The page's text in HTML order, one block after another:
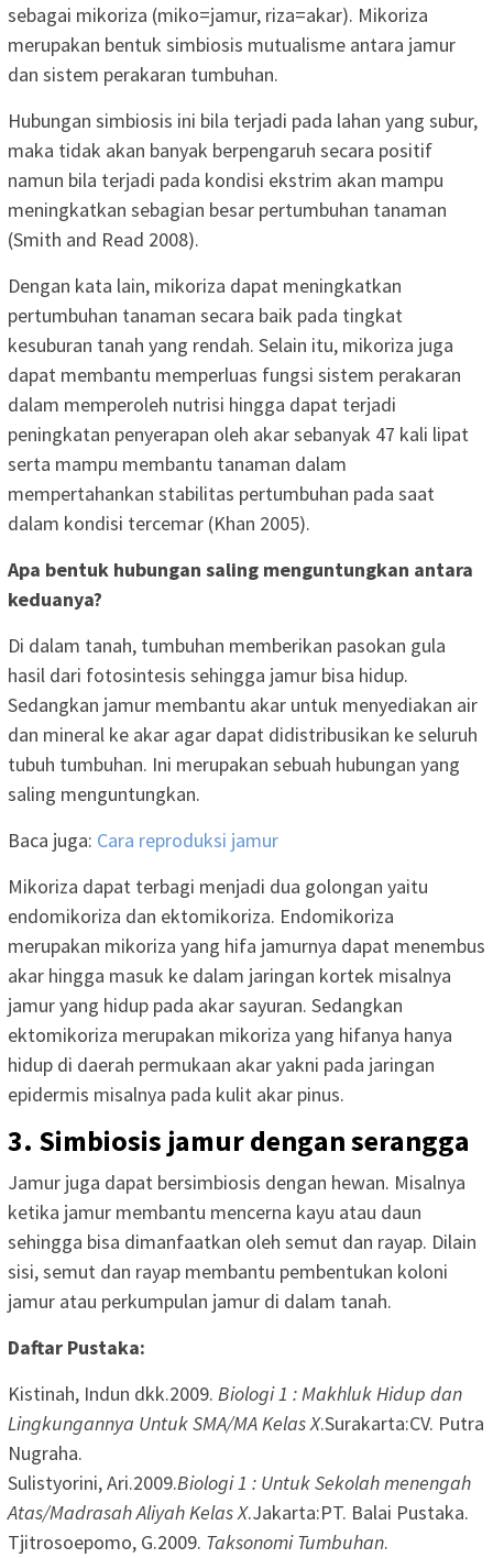
sebagai mikoriza (miko=jamur, riza=akar). Mikoriza
merupakan bentuk simbiosis mutualisme antara jamur
dan sistem perakaran tumbuhan.
Hubungan simbiosis ini bila terjadi pada lahan yang subur,
maka tidak akan banyak berpengaruh secara positif
namun bila terjadi pada kondisi ekstrim akan mampu
meningkatkan sebagian besar pertumbuhan tanaman
(Smith and Read 2008).
Dengan kata lain, mikoriza dapat meningkatkan
pertumbuhan tanaman secara baik pada tingkat
kesuburan tanah yang rendah. Selain itu, mikoriza juga
dapat membantu memperluas fungsi sistem perakaran
dalam memperoleh nutrisi hingga dapat terjadi
peningkatan penyerapan oleh akar sebanyak 47 kali lipat
serta mampu membantu tanaman dalam
mempertahankan stabilitas pertumbuhan pada saat
dalam kondisi tercemar (Khan 2005).
Apa bentuk hubungan saling menguntungkan antara
keduanya?
Di dalam tanah, tumbuhan memberikan pasokan gula
hasil dari fotosintesis sehingga jamur bisa hidup.
Sedangkan jamur membantu akar untuk menyediakan air
dan mineral ke akar agar dapat didistribusikan ke seluruh
tubuh tumbuhan. Ini merupakan sebuah hubungan yang
saling menguntungkan.
Baca juga: Cara reproduksi jamur
Mikoriza dapat terbagi menjadi dua golongan yaitu
endomikoriza dan ektomikoriza. Endomikoriza
merupakan mikoriza yang hifa jamurnya dapat menembus
akar hingga masuk ke dalam jaringan kortek misalnya
jamur yang hidup pada akar sayuran. Sedangkan
ektomikoriza merupakan mikoriza yang hifanya hanya
hidup di daerah permukaan akar yakni pada jaringan
epidermis misalnya pada kulit akar pinus.
3. Simbiosis jamur dengan serangga
Jamur juga dapat bersimbiosis dengan hewan. Misalnya
ketika jamur membantu mencerna kayu atau daun
sehingga bisa dimanfaatkan oleh semut dan rayap. Dilain
sisi, semut dan rayap membantu pembentukan koloni
jamur atau perkumpulan jamur di dalam tanah.
Daftar Pustaka:
Kistinah, Indun dkk.2009. Biologi 1 : Makhluk Hidup dan
Lingkungannya Untuk SMA/MA Kelas X.Surakarta:CV. Putra
Nugraha.
Sulistyorini, Ari.2009.Biologi 1 : Untuk Sekolah menengah
Atas/Madrasah Aliyah Kelas X.Jakarta:PT. Balai Pustaka.
Tjitrosoepomo, G.2009. Taksonomi Tumbuhan.